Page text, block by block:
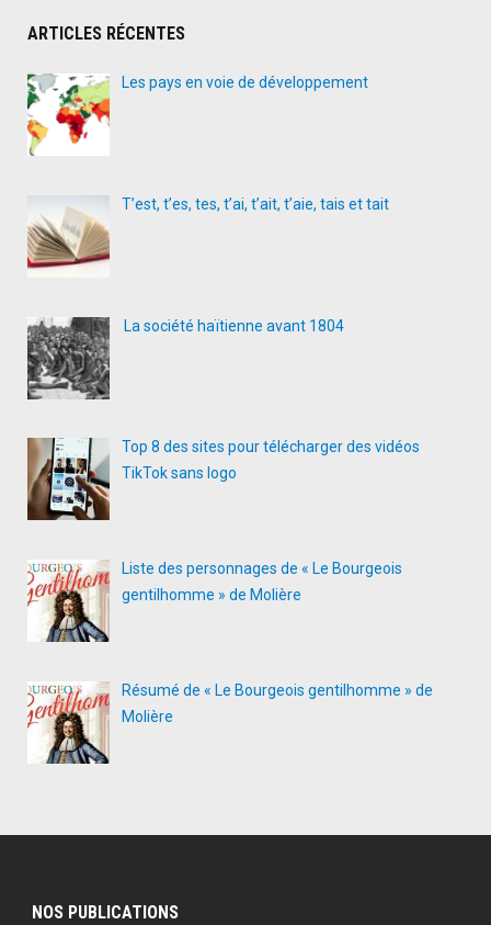
ARTICLES RÉCENTES
Les pays en voie de développement
T’est, t’es, tes, t’ai, t’ait, t’aie, tais et tait
La société haïtienne avant 1804
Top 8 des sites pour télécharger des vidéos
TikTok sans logo
Liste des personnages de « Le Bourgeois
gentilhomme » de Molière
Résumé de « Le Bourgeois gentilhomme » de
Molière
NOS PUBLICATIONS